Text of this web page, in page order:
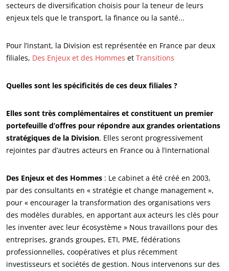
secteurs de diversification choisis pour la teneur de leurs
enjeux tels que le transport, la finance ou la santé...
Pour l’instant, la Division est représentée en France par deux
filiales, Des Enjeux et des Hommes et Transitions
Quelles sont les spécificités de ces deux filiales ?
Elles sont très complémentaires et constituent un premier
portefeuille d’offres pour répondre aux grandes orientations
stratégiques de la Division. Elles seront progressivement
rejointes par d’autres acteurs en France ou à l’international
Des Enjeux et des Hommes : Le cabinet a été créé en 2003,
par des consultants en « stratégie et change management »,
pour « encourager la transformation des organisations vers
des modèles durables, en apportant aux acteurs les clés pour
les inventer avec leur écosystème » Nous travaillons pour des
entreprises, grands groupes, ETI, PME, fédérations
professionnelles, coopératives et plus récemment
investisseurs et sociétés de gestion. Nous intervenons sur des